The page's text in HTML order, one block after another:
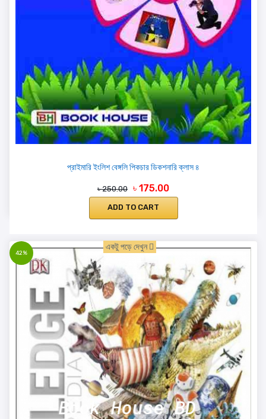
প্রাইমারি ইংলিশ বেঙ্গলি পিকচার ডিকশনারি ক্লাস ৪
৳ 250.00 ৳ 175.00
ADD TO CART
42%
একটু পড়ে দেখুন